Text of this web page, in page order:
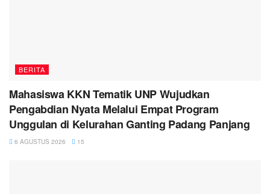
BERITA
Mahasiswa KKN Tematik UNP Wujudkan
Pengabdian Nyata Melalui Empat Program
Unggulan di Kelurahan Ganting Padang Panjang
6 AGUSTUS 2026 15